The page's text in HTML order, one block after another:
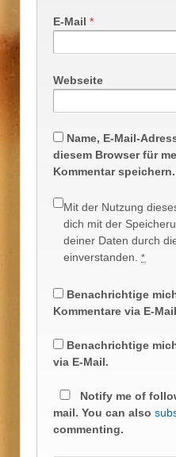
E-Mail *
Webseite
Name, E-Mail-
diesem Browser für
Kommentar speichern.
Mit der Nutzung
dich mit der
deiner Daten durch
einverstanden. *
Benachrichtige
Kommentare via E-
Benachrichtige
via E-Mail.
Notify me of
mail. You can also
commenting.